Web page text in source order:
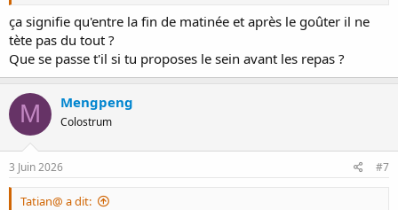
ça signifie qu'entre la fin de matinée et après le goûter il ne
tète pas du tout ?
Que se passe t'il si tu proposes le sein avant les repas ?
M Mengpeng
Colostrum
3 Juin 2026 #7
Tatian@ a dit: